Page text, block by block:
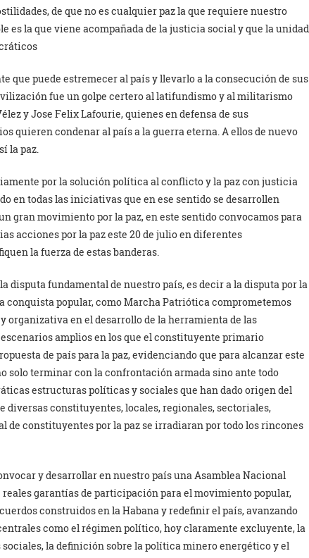
de que no es cualquier paz la que requiere nuestro
es la que viene acompañada de la justicia social y que la unidad
que puede estremecer al país y llevarlo a la consecución de sus
fue un golpe certero al latifundismo y al militarismo
y Jose Felix Lafourie, quienes en defensa de sus
quieren condenar al país a la guerra eterna. A ellos de nuevo
la paz.
por la solución política al conflicto y la paz con justicia
en todas las iniciativas que en ese sentido se desarrollen
gran movimiento por la paz, en este sentido convocamos para
acciones por la paz este 20 de julio en diferentes
la fuerza de estas banderas.
disputa fundamental de nuestro país, es decir a la disputa por la
conquista popular, como Marcha Patriótica comprometemos
organizativa en el desarrollo de la herramienta de las
amplios en los que el constituyente primario
de país para la paz, evidenciando que para alcanzar este
solo terminar con la confrontación armada sino ante todo
estructuras políticas y sociales que han dado origen del
diversas constituyentes, locales, regionales, sectoriales,
de constituyentes por la paz se irradiaran por todo los rincones
y desarrollar en nuestro país una Asamblea Nacional
garantías de participación para el movimiento popular,
construidos en la Habana y redefinir el país, avanzando
como el régimen político, hoy claramente excluyente, la
la definición sobre la política minero energético y el